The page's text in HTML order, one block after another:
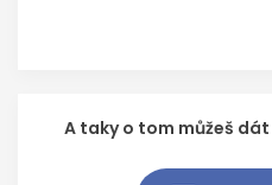
A taky o tom můžeš